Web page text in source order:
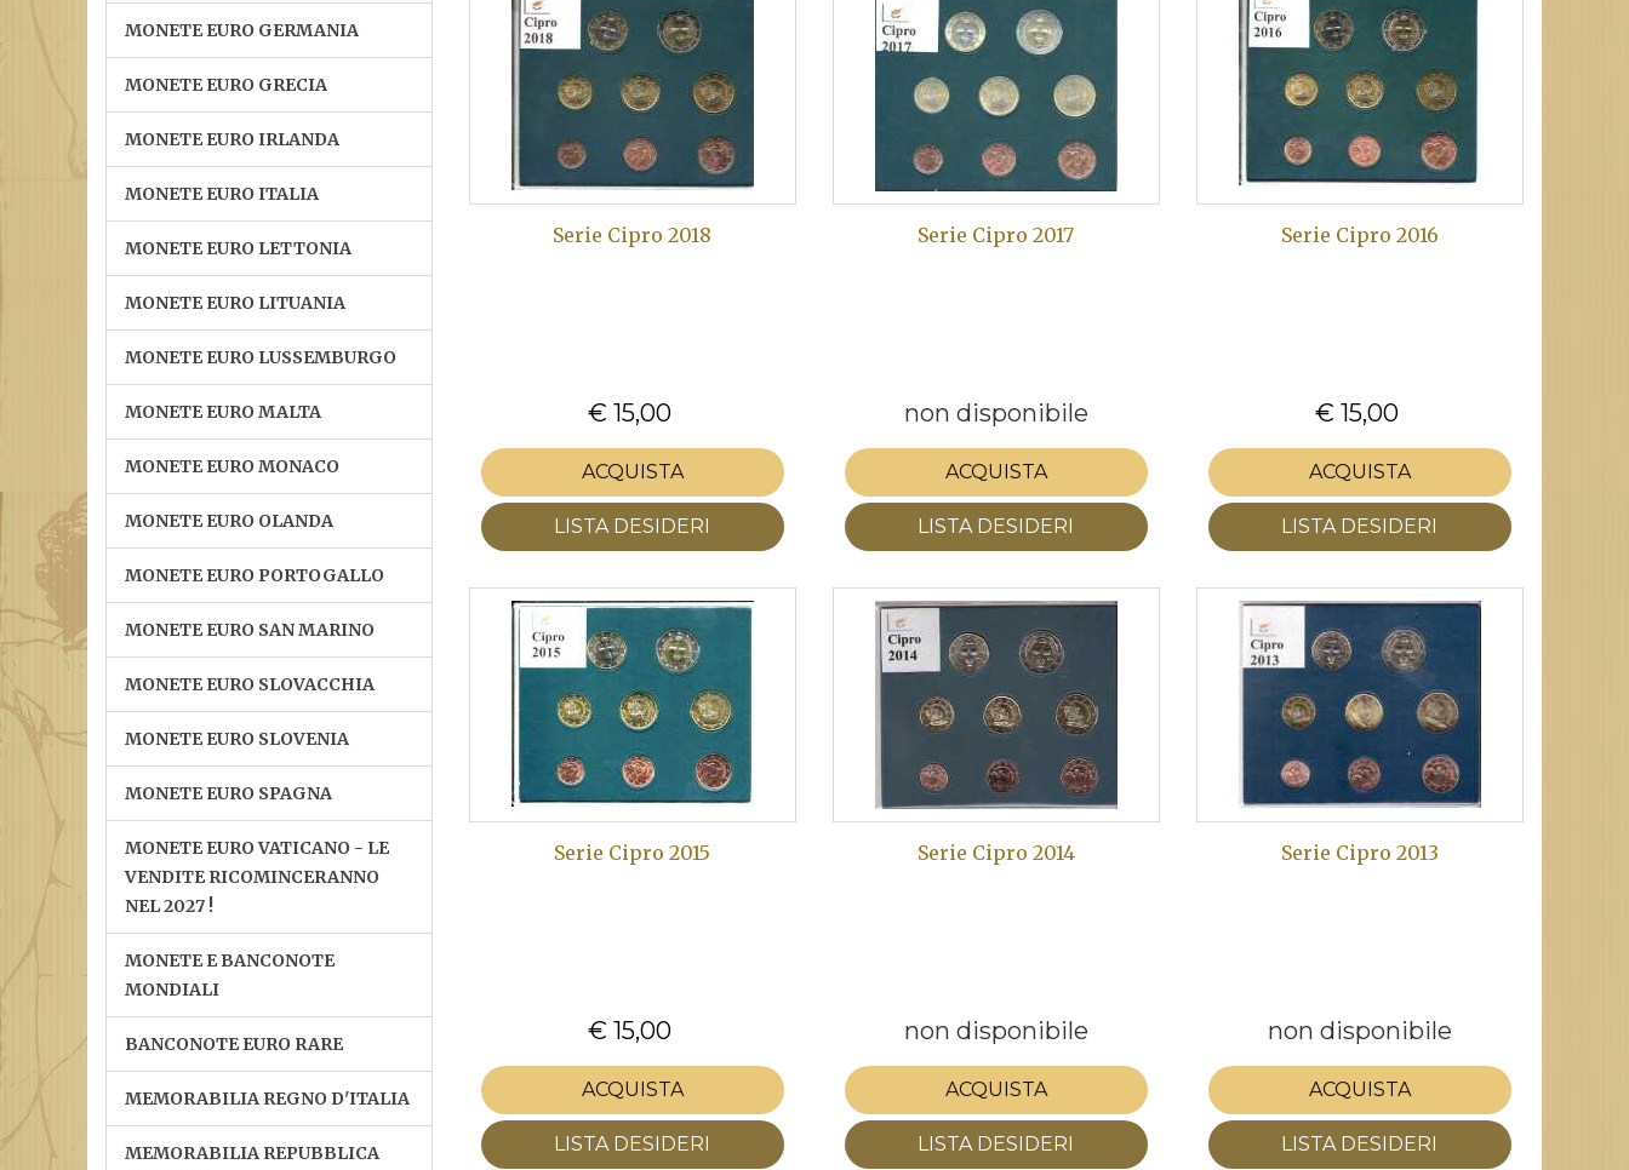
MONETE EURO GERMANIA
MONETE EURO GRECIA
MONETE EURO IRLANDA
MONETE EURO ITALIA
MONETE EURO LETTONIA
MONETE EURO LITUANIA
MONETE EURO LUSSEMBURGO
MONETE EURO MALTA
MONETE EURO MONACO
MONETE EURO OLANDA
MONETE EURO PORTOGALLO
MONETE EURO SAN MARINO
MONETE EURO SLOVACCHIA
MONETE EURO SLOVENIA
MONETE EURO SPAGNA
MONETE EURO VATICANO - LE
VENDITE RICOMINCERANNO
NEL 2027 !
MONETE E BANCONOTE
MONDIALI
BANCONOTE EURO RARE
MEMORABILIA REGNO D'ITALIA
MEMORABILIA REPUBBLICA
Serie Cipro 2018
€ 15,00
ACQUISTA
LISTA DESIDERI
Serie Cipro 2017
non disponibile
ACQUISTA
LISTA DESIDERI
Serie Cipro 2016
€ 15,00
ACQUISTA
LISTA DESIDERI
Serie Cipro 2015
€ 15,00
ACQUISTA
LISTA DESIDERI
Serie Cipro 2014
non disponibile
ACQUISTA
LISTA DESIDERI
Serie Cipro 2013
non disponibile
ACQUISTA
LISTA DESIDERI